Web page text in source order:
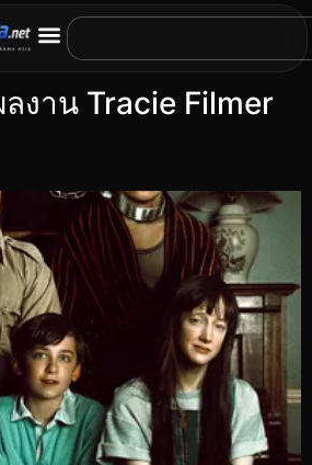
ลงาน Tracie Filmer